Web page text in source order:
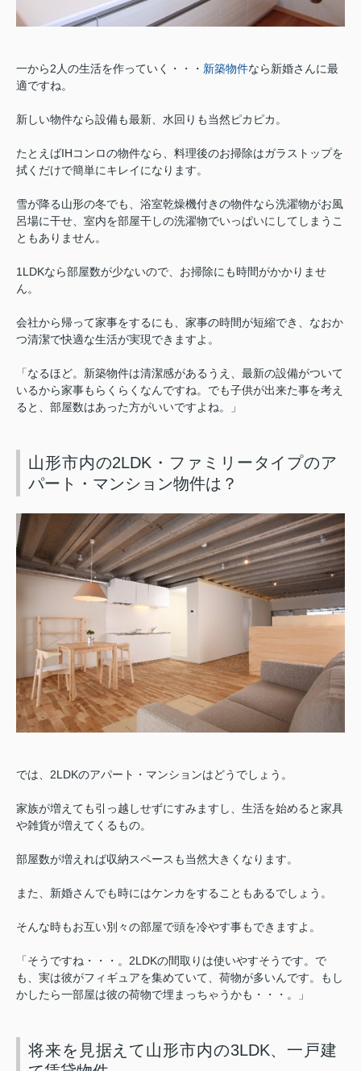
一から2人の生活を作っていく・・・ 新築物件なら新婚さんに最
適ですね。
新しい物件なら設備も最新、水回りも当然ピカピカ。
たとえばIHコンロの物件なら、料理後のお掃除はガラストップを
拭くだけで簡単にキレイになります。
雪が降る山形の冬でも、浴室乾燥機付きの物件なら洗濯物がお風
呂場に干せ、室内を部屋干しの洗濯物でいっぱいにしてしまうこ
ともありません。
1LDKなら部屋数が少ないので、お掃除にも時間がかかりませ
ん。
会社から帰って家事をするにも、家事の時間が短縮でき、なおか
つ清潔で快適な生活が実現できますよ。
「なるほど。新築物件は清潔感があるうえ、最新の設備がついて
いるから家事もらくらくなんですね。でも子供が出来た事を考え
ると、部屋数はあった方がいいですよね。」
山形市内の2LDK・ファミリータイプのア
パート・マンション物件は？
では、2LDKのアパート・マンションはどうでしょう。
家族が増えても引っ越しせずにすみますし、生活を始めると家具
や雑貨が増えてくるもの。
部屋数が増えれば収納スペースも当然大きくなります。
また、新婚さんでも時にはケンカをすることもあるでしょう。
そんな時もお互い別々の部屋で頭を冷やす事もできますよ。
「そうですね・・・。2LDKの間取りは使いやすそうです。で
も、実は彼がフィギュアを集めていて、荷物が多いんです。もし
かしたら一部屋は彼の荷物で埋まっちゃうかも・・・。」
将来を見据えて山形市内の3LDK、一戸建